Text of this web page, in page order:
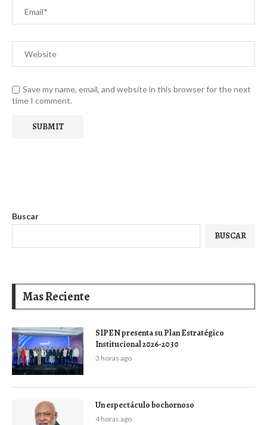
Save my name, email, and website in this browser for the next
time I comment.
Buscar
BUSCAR
Mas Reciente
SIPEN presenta su Plan Estratégico
Institucional 2026-2030
3 horas ago
Un espectáculo bochornoso
4 horas ago